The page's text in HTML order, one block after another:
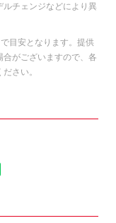
ルチェンジなどにより異
目安となります。提供
がございますので、各
さい。